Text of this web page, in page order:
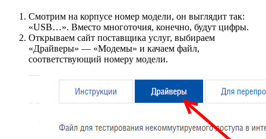
Смотрим на корпусе номер модели, он выглядит так:
«USB…». Вместо многоточия, конечно, будут цифры.
Открываем сайт поставщика услуг, выбираем
«Драйверы» — «Модемы» и качаем файл,
соответствующий номеру модели.